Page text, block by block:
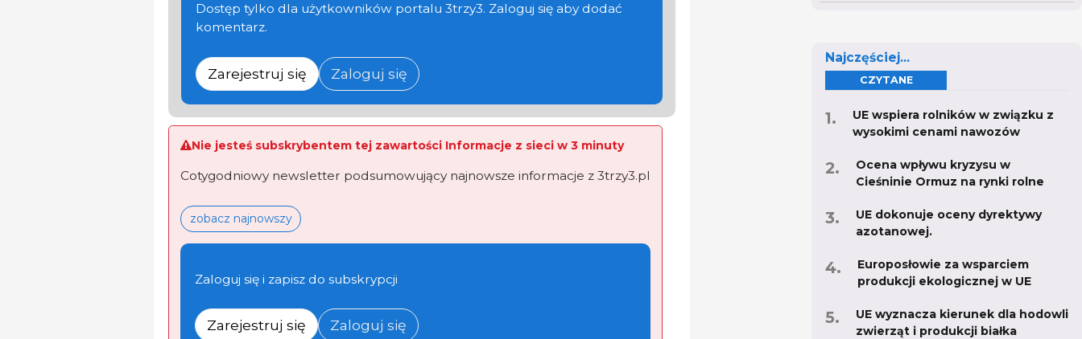
Dostęp tylko dla użytkowników portalu 3trzy3. Zaloguj się aby dodać
komentarz.
Zarejestruj się Zaloguj się
Nie jesteś subskrybentem tej zawartości Informacje z sieci w 3 minuty
Cotygodniowy newsletter podsumowujący najnowsze informacje z 3trzy3.pl
zobacz najnowszy
Zaloguj się i zapisz do subskrypcji
Zarejestruj się Zaloguj się
Najczęściej...
CZYTANE
UE wspiera rolników w związku z
wysokimi cenami nawozów
Ocena wpływu kryzysu w
Cieśninie Ormuz na rynki rolne
UE dokonuje oceny dyrektywy
azotanowej.
Europosłowie za wsparciem
produkcji ekologicznej w UE
UE wyznacza kierunek dla hodowli
zwierząt i produkcji białka